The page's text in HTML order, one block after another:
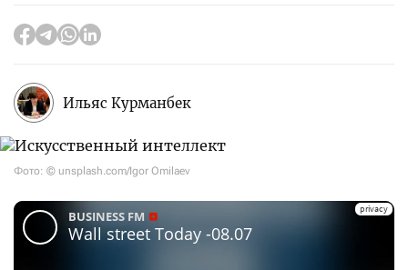
Ильяс Курманбек
Фото: © unsplash.com/Igor Omilaev